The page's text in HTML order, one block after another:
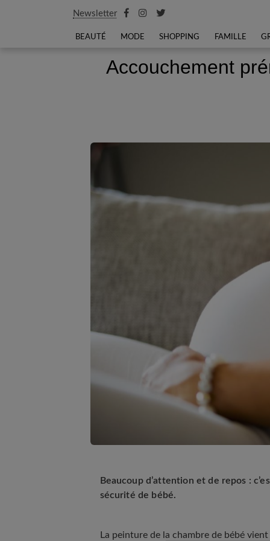
Newsletter
BEAUTÉ MODE SHOPPING FAMILLE
Accouchement
Beaucoup d’attention et de repos :
sécurité de bébé.
La peinture de la chambre de bébé